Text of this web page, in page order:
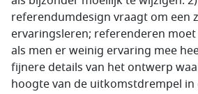
referendumdesign vraagt om een
ervaringsleren; referenderen
als men er weinig ervaring mee
fijnere details van het ontwerp
hoogte van de uitkomstdrempel in